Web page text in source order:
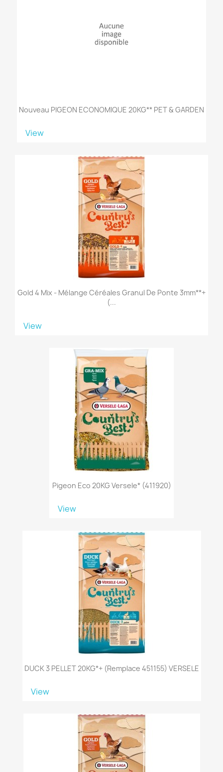
Nouveau PIGEON ECONOMIQUE 20KG** PET & GARDEN
View
Gold 4 Mix - Mélange Céréales Granul De Ponte 3mm**+
(...
View
Pigeon Eco 20KG Versele* (411920)
View
DUCK 3 PELLET 20KG*+ (remplace 451155) VERSELE
View